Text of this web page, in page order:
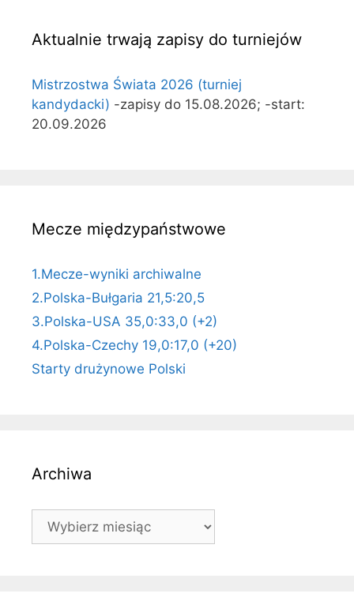
Aktualnie trwają zapisy do turniejów
Mistrzostwa Świata 2026 (turniej
kandydacki) -zapisy do 15.08.2026; -start:
20.09.2026
Mecze międzypaństwowe
1.Mecze-wyniki archiwalne
2.Polska-Bułgaria 21,5:20,5
3.Polska-USA 35,0:33,0 (+2)
4.Polska-Czechy 19,0:17,0 (+20)
Starty drużynowe Polski
Archiwa
Archiwa